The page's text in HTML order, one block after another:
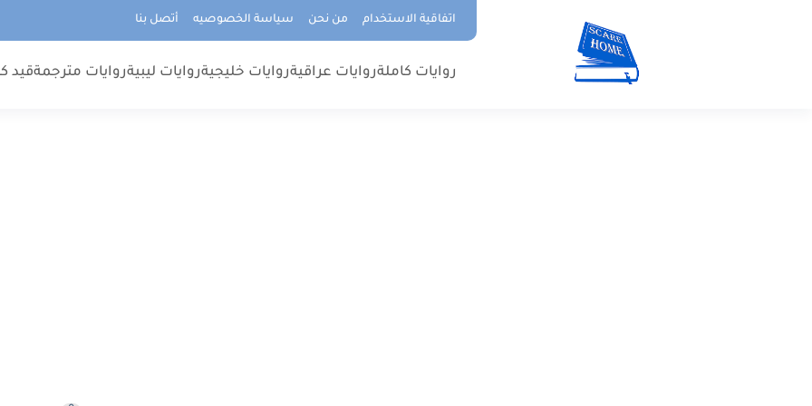
اتفاقية الاستخدام من نحن سياسة الخصوصيه أتصل بنا
روايات كاملةروايات عراقيةروايات خليجيةروايات ليبيةروايات مترجمةقيد